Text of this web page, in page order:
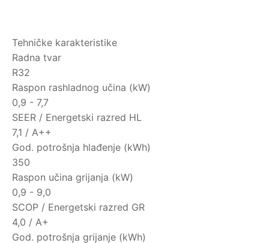
Tehničke karakteristike
Radna tvar
R32
Raspon rashladnog učina (kW)
0,9 - 7,7
SEER / Energetski razred HL
7,1 / A++
God. potrošnja hlađenje (kWh)
350
Raspon učina grijanja (kW)
0,9 - 9,0
SCOP / Energetski razred GR
4,0 / A+
God. potrošnja grijanje (kWh)